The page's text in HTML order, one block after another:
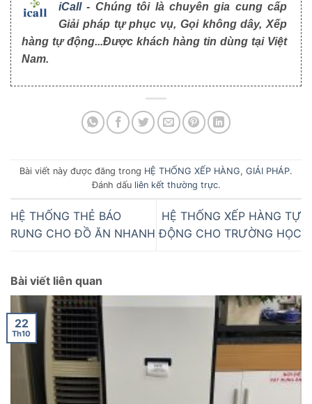
iCall- Chúng tôi là chuyên gia cung cấp
Giải pháp tự phục vụ, Gọi không dây, Xếp
hàng tự động...Được khách hàng tin dùng tại Việt
Nam.
Bài viết này được đăng trong HỆ THỐNG XẾP HÀNG, GIẢI PHÁP.
Đánh dấu liên kết thường trực.
HỆ THỐNG THẺ BÁO
RUNG CHO ĐỒ ĂN NHANH
HỆ THỐNG XẾP HÀNG TỰ
ĐỘNG CHO TRƯỜNG HỌC
Bài viết liên quan
22
Th10